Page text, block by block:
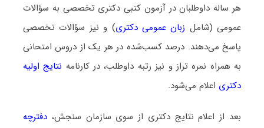
هر ساله داوطلبان در آزمون کتبی دکتری تخصصی به سؤالات
عمومی (شامل زبان عمومی دکتری) و نیز سؤالات تخصصی
پاسخ می‌دهند. درصد کسب‌شده در هر یک از دروس امتحانی
به همراه نمره تراز و نیز رتبه داوطلب، در کارنامه نتایج اولیه
دکتری اعلام می‌شود.
بعد از اعلام نتایج دکتری از سوی سازمان سنجش،دفترچه